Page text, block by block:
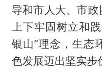
导和市人大、市
上下牢固树立和
银山”理念，生态
色发展迈出坚实步